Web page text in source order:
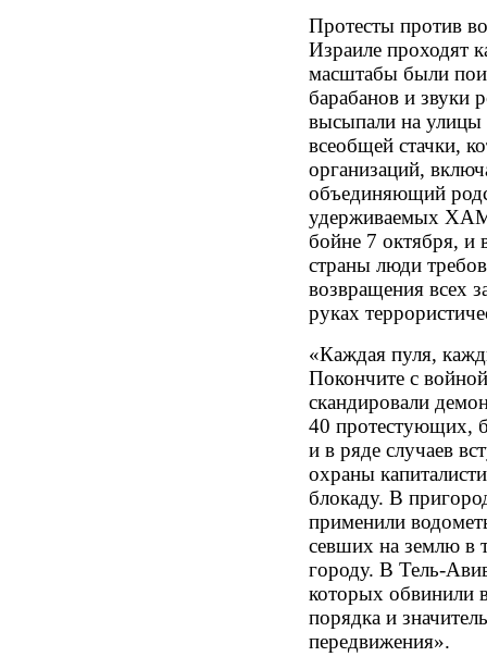
Протесты против
Израиле проходят
масштабы были
барабанов и звуки
высыпали на улицы
всеобщей стачки,
организаций,
объединяющий
удерживаемых
бойне 7 октября, и
страны люди
возвращения всех
руках
«Каждая пуля,
Покончите с
скандировали
40 протестующих,
и в ряде случаев
охраны
блокаду. В
применили
севших на землю в
городу. В Тель-
которых обвинили
порядка и
передвижения».